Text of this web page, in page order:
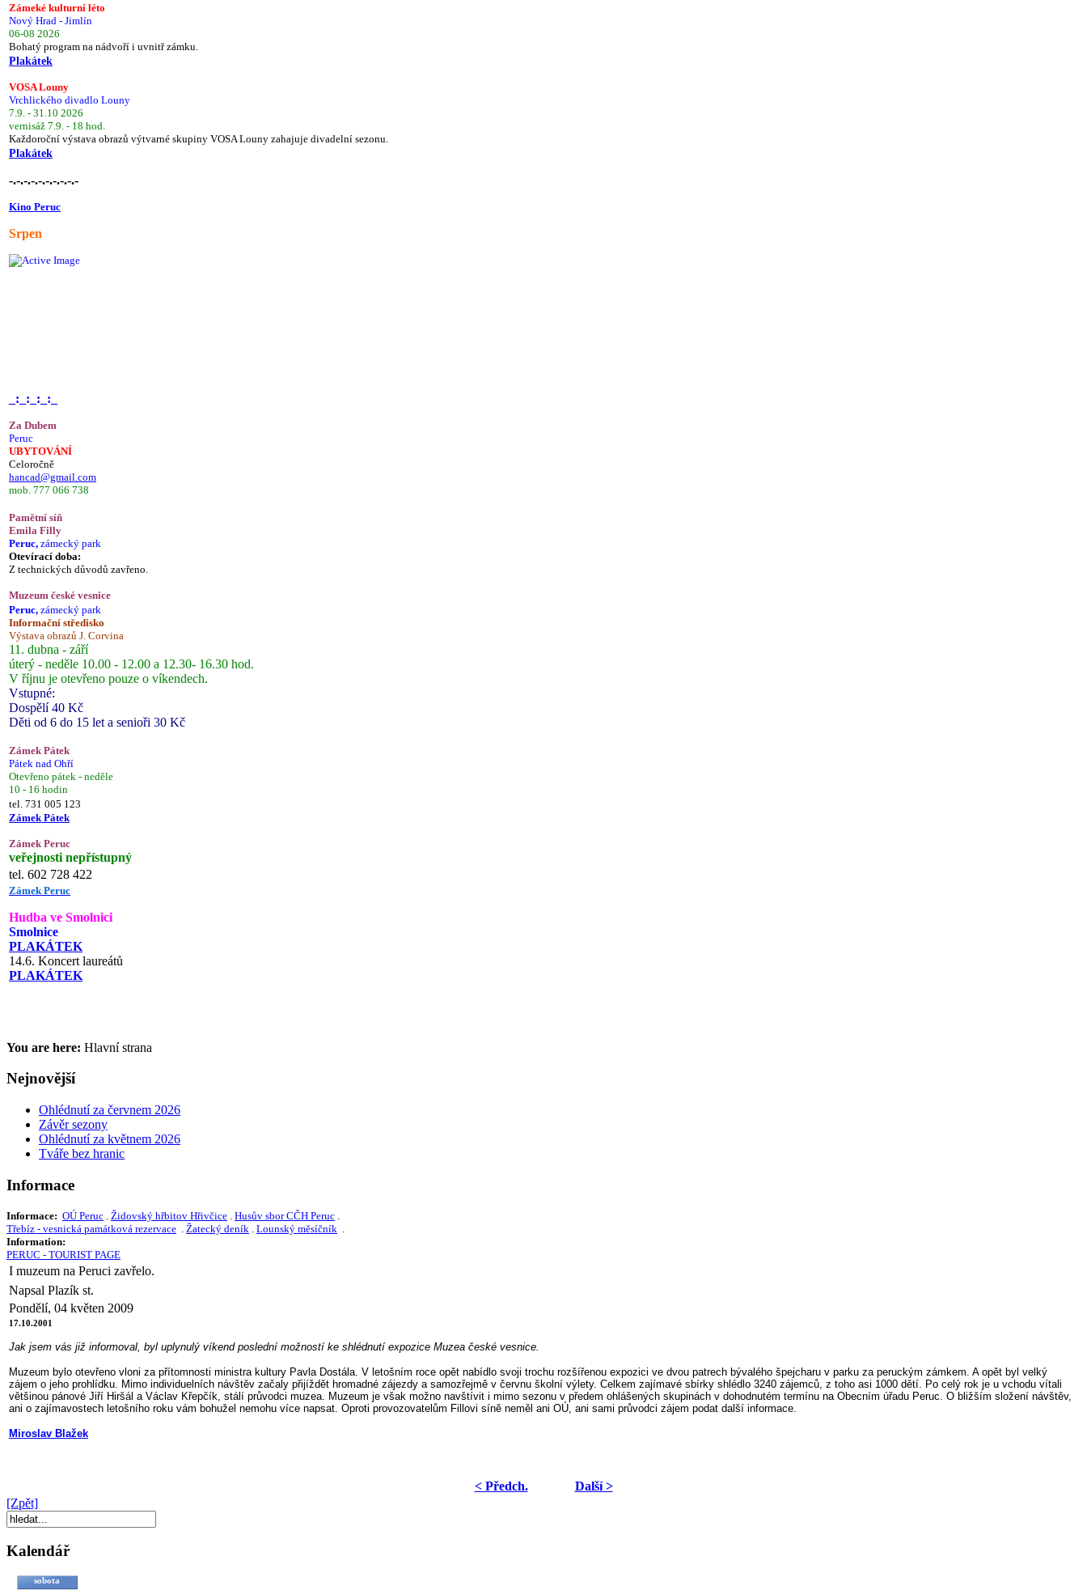
Zámeké kulturní léto
Nový Hrad - Jimlín
06-08 2026
Bohatý program na nádvoří i uvnitř zámku.
Plakátek
VOSA Louny
Vrchlického divadlo Louny
7.9. - 31.10 2026
vernisáž 7.9. - 18 hod.
Každoroční výstava obrazů výtvarné skupiny VOSA Louny zahajuje divadelní sezonu.
Plakátek
-.-.-.-.-.-.-.-.-.-
Kino Peruc
Srpen
_:_:_:_:_
Za Dubem
Peruc
UBYTOVÁNÍ
Celoročně
hancad@gmail.com
mob. 777 066 738
Pamětní síň
Emila Filly
Peruc, zámecký park
Otevírací doba:
Z technických důvodů zavřeno.
Muzeum české vesnice
Peruc, zámecký park
Informační středisko
Výstava obrazů J. Corvina
11. dubna - září
úterý - neděle 10.00 - 12.00 a 12.30- 16.30 hod.
V říjnu je otevřeno pouze o víkendech.
Vstupné:
Dospělí 40 Kč
Děti od 6 do 15 let a senioři 30 Kč
Zámek Pátek
Pátek nad Ohří
Otevřeno pátek - neděle
10 - 16 hodin
tel. 731 005 123
Zámek Pátek
Zámek Peruc
veřejnosti nepřístupný
tel. 602 728 422
Zámek Peruc
Hudba ve Smolnici
Smolnice
PLAKÁTEK
14.6. Koncert laureátů
PLAKÁTEK
You are here: Hlavní strana
Nejnovější
Ohlédnutí za červnem 2026
Závěr sezony
Ohlédnutí za květnem 2026
Tváře bez hranic
Informace
Informace: OÚ Peruc Židovský hřbitov Hřivčice Husův sbor CČH Peruc
Třebíz - vesnická památková rezervace
Žatecký deník Lounský měsíčník
Information:
PERUC - TOURIST PAGE
I muzeum na Peruci zavřelo.
Napsal Plazík st.
Pondělí, 04 květen 2009
17.10.2001
Jak jsem vás již informoval, byl uplynulý víkend poslední možností ke shlédnutí expozice Muzea české vesnice.
Muzeum bylo otevřeno vloni za přítomnosti ministra kultury Pavla Dostála. V letošním roce opět nabídlo svoji trochu rozšířenou expozici ve dvou patrech bývalého špejcharu v parku za peruckým zámkem. A opět byl velký
zájem o jeho prohlídku. Mimo individuelních návštěv začaly přijíždět hromadné zájezdy a samozřejmě v červnu školní výlety. Celkem zajímavé sbírky shlédlo 3240 zájemců, z toho asi 1000 dětí. Po celý rok je u vchodu vítali
většinou pánové Jiří Hiršál a Václav Křepčík, stálí průvodci muzea. Muzeum je však možno navštívit i mimo sezonu v předem ohlášených skupinách v dohodnutém termínu na Obecním úřadu Peruc. O bližším složení návštěv,
ani o zajímavostech letošního roku vám bohužel nemohu více napsat. Oproti provozovatelům Fillovi síně neměl ani OÚ, ani sami průvodci zájem podat další informace.
Miroslav Blažek
< Předch.
Další >
[Zpět]
Kalendář
sobota